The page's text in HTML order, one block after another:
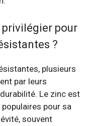
privilégier pour
?
plusieurs
par leurs
Le zinc est
pour sa
souvent